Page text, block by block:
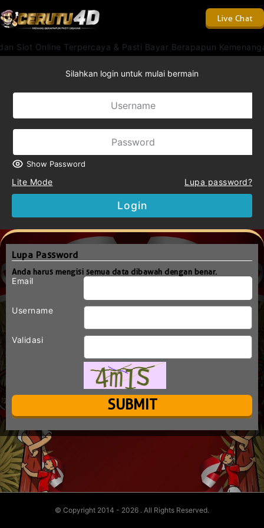
Live Chat
Slot Online Terpercaya & Pasti Bayar Berapapun
Silahkan login untuk mulai bermain
Show Password
Lite Mode Lupa password?
Login
Lupa Password
Anda harus mengisi semua data dibawah dengan benar.
Email
Username
Validasi
© Copyright 2014 - 2026 . All Rights Reserved.